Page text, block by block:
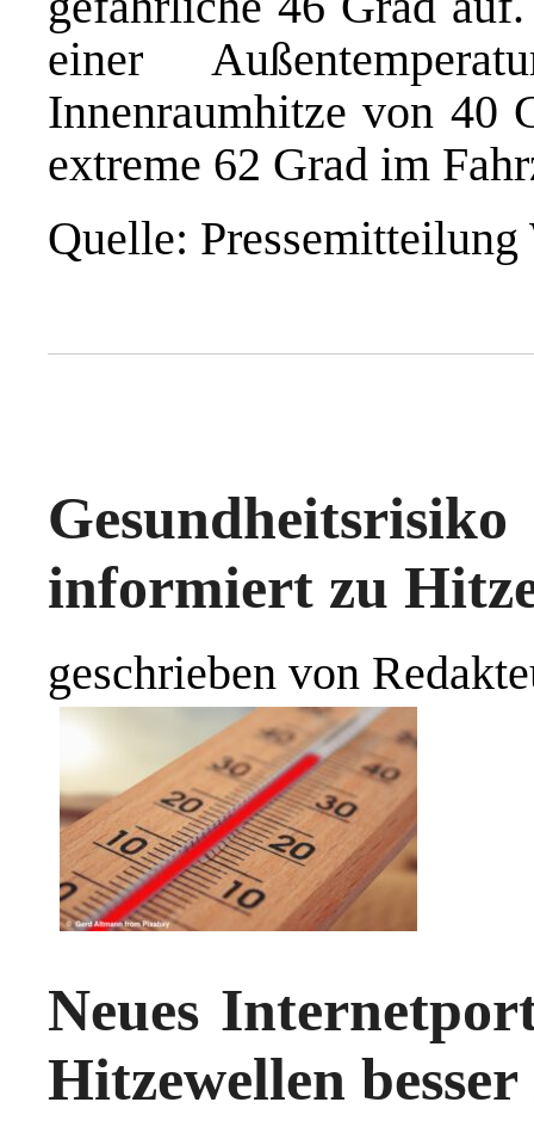
einer
Innenraumhitze von 40
extreme 62 Grad im
Quelle:
informiert zu
geschrieben von
Neues
Hitzewellen